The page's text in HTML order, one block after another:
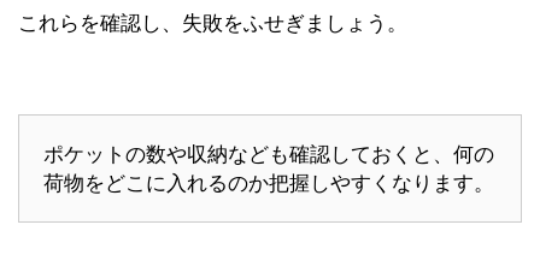
これらを確認し、失敗をふせぎましょう。
ポケットの数や収納なども確認しておくと、何の
荷物をどこに入れるのか把握しやすくなります。